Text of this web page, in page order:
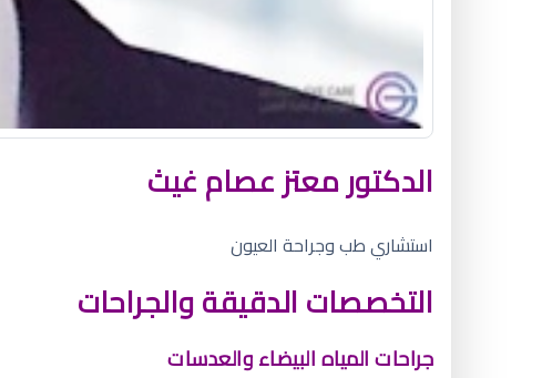
الدكتور معتز عصام غيث
استشاري طب وجراحة العيون
التخصصات الدقيقة والجراحات
جراحات المياه البيضاء والعدسات